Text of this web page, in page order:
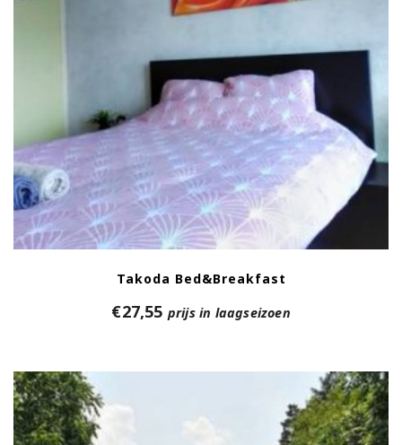
Takoda Bed&Breakfast
€27,55 prijs in laagseizoen